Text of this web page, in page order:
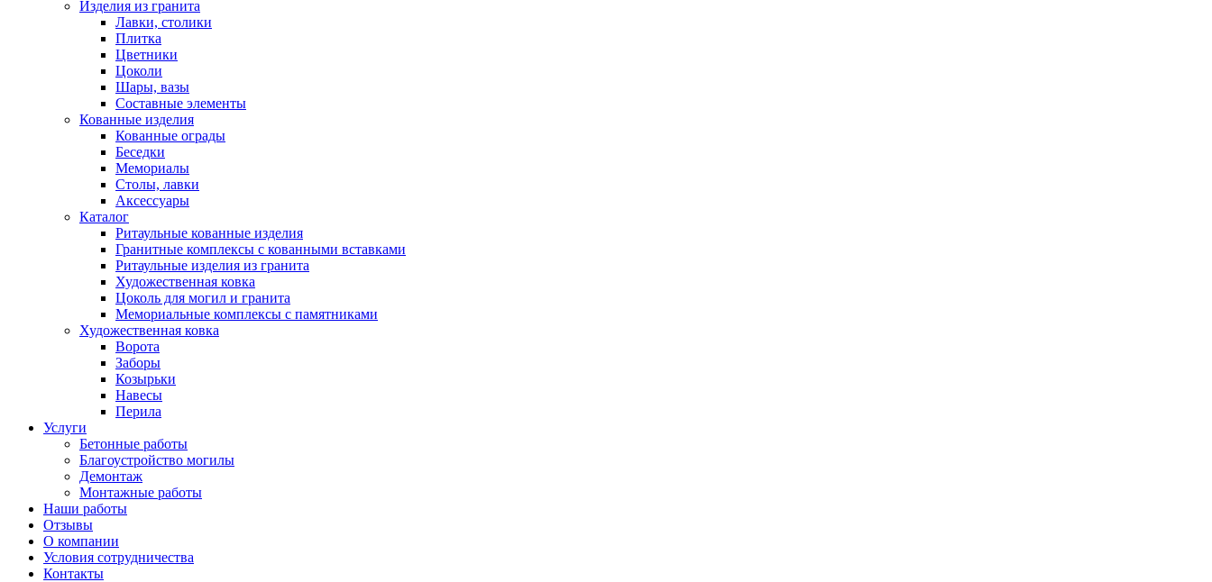
Изделия из гранита
Лавки, столики
Плитка
Цветники
Цоколи
Шары, вазы
Составные элементы
Кованные изделия
Кованные ограды
Беседки
Мемориалы
Столы, лавки
Аксессуары
Каталог
Ритаульные кованные изделия
Гранитные комплексы с кованными вставками
Ритаульные изделия из гранита
Художественная ковка
Цоколь для могил и гранита
Мемориальные комплексы с памятниками
Художественная ковка
Ворота
Заборы
Козырьки
Навесы
Перила
Услуги
Бетонные работы
Благоустройство могилы
Демонтаж
Монтажные работы
Наши работы
Отзывы
О компании
Условия сотрудничества
Контакты